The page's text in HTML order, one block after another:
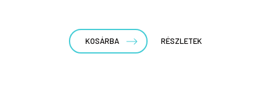
KOSÁRBA RÉSZLETEK